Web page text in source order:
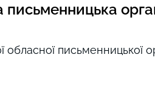
письменницької